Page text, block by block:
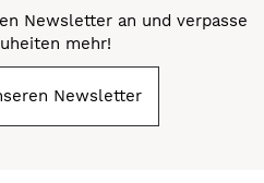
Newsletter an und verpasse
mehr!
Newsletter